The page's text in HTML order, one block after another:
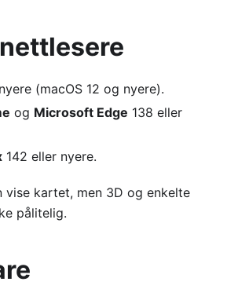
(macOS 12 og nyere).
og Microsoft Edge 138 eller
142 eller nyere.
vise kartet, men 3D og enkelte
pålitelig.